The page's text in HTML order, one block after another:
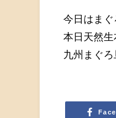
今日はまぐ
本日天然生
九州まぐ